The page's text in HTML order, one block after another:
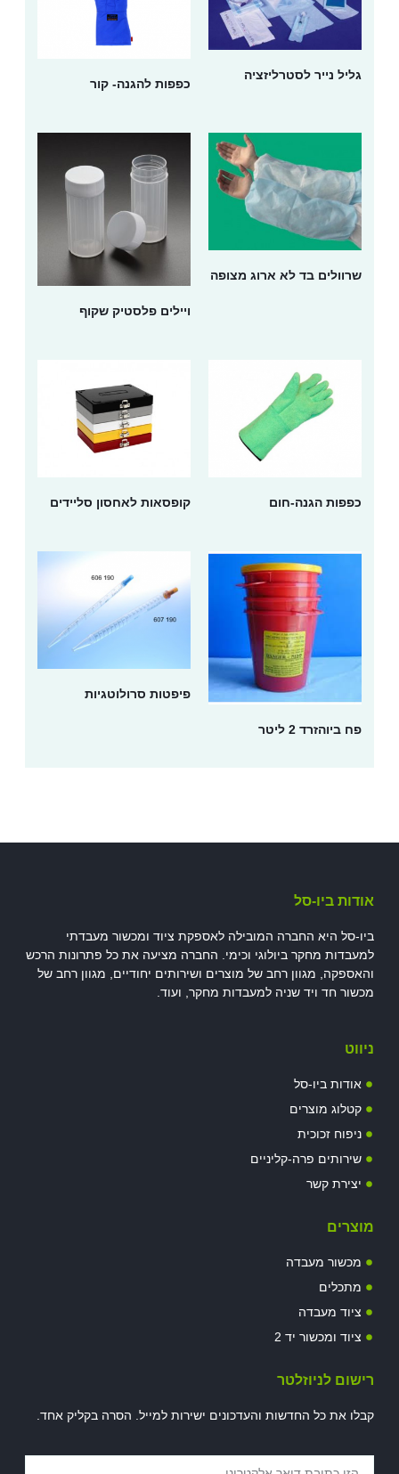
גליל נייר לסטרליזציה
כפפות להגנה- קור
שרוולים בד לא ארוג מצופה
ויילים פלסטיק שקוף
כפפות הגנה-חום קופסאות לאחסון סליידים
פח ביוהזרד 2 ליטר
פיפטות סרולוטגיות
אודות ביו-סל
ביו-סל היא החברה המובילה לאספקת ציוד ומכשור מעבדתי
למעבדות מחקר ביולוגי וכימי. החברה מציעה את כל פתרונות הרכש
והאספקה, מגוון רחב של מוצרים ושירותים יחודיים, מגוון רחב של
מכשור חד ויד שניה למעבדות מחקר, ועוד.
ניווט
אודות ביו-סל
קטלוג מוצרים
ניפוח זכוכית
שירותים פרה-קליניים
יצירת קשר
מוצרים
מכשור מעבדה
מתכלים
ציוד מעבדה
ציוד ומכשור יד 2
רישום לניוזלטר
קבלו את כל החדשות והעדכונים ישירות למייל. הסרה בקליק אחד.